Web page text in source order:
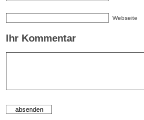
Webseite
Ihr Kommentar